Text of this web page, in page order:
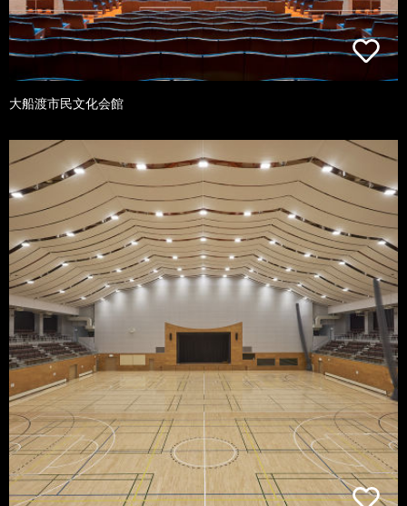
大船渡市民文化会館